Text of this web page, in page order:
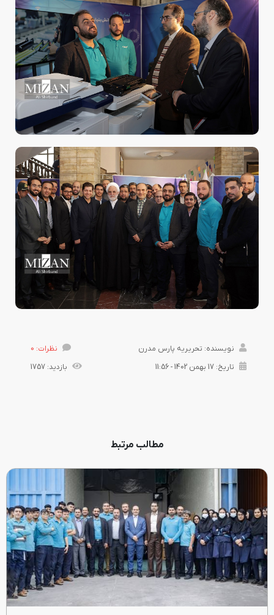
نویسنده: تحریریه پارس مدرن
نظرات: 0
تاریخ: 17 بهمن 1402 - 11:56
بازدید: 1757
مطالب مرتبط